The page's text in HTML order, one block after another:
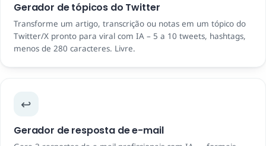
Gerador de tópicos do Twitter
Transforme um artigo, transcrição ou notas em um tópico do
Twitter/X pronto para viral com IA – 5 a 10 tweets, hashtags,
menos de 280 caracteres. Livre.
↩️
Gerador de resposta de e-mail